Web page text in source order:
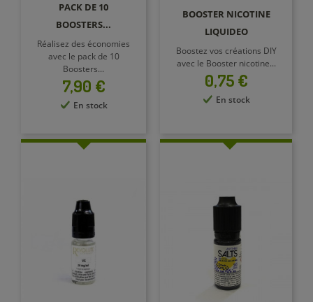
PACK DE 10
BOOSTERS...
Réalisez des économies
avec le pack de 10
Boosters...
Prix
7,90 €
En stock
BOOSTER NICOTINE
LIQUIDEO
Boostez vos créations DIY
avec le Booster nicotine...
Prix
0,75 €
En stock